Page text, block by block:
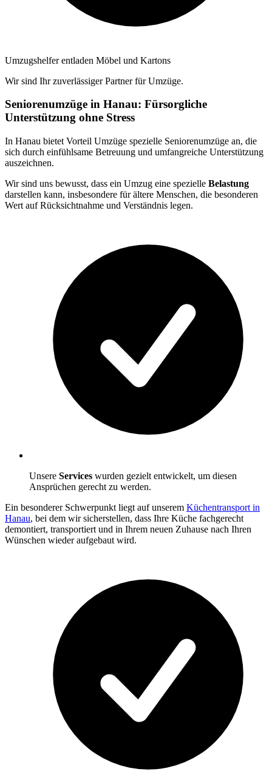
Umzugshelfer entladen Möbel und Kartons
Wir sind Ihr zuverlässiger Partner für Umzüge.
Seniorenumzüge in Hanau: Fürsorgliche
Unterstützung ohne Stress
In Hanau bietet Vorteil Umzüge spezielle Seniorenumzüge an, die
sich durch einfühlsame Betreuung und umfangreiche Unterstützung
auszeichnen.
Wir sind uns bewusst, dass ein Umzug eine spezielle Belastung
darstellen kann, insbesondere für ältere Menschen, die besonderen
Wert auf Rücksichtnahme und Verständnis legen.
Unsere Services wurden gezielt entwickelt, um diesen
Ansprüchen gerecht zu werden.
Ein besonderer Schwerpunkt liegt auf unserem Küchentransport in
Hanau, bei dem wir sicherstellen, dass Ihre Küche fachgerecht
demontiert, transportiert und in Ihrem neuen Zuhause nach Ihren
Wünschen wieder aufgebaut wird.